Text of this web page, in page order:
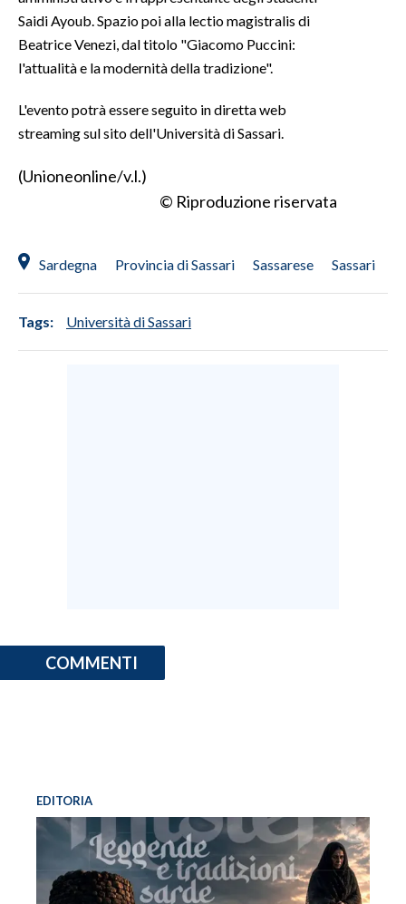
Saidi Ayoub. Spazio poi alla lectio magistralis di
Beatrice Venezi, dal titolo "Giacomo Puccini:
l'attualità e la modernità della tradizione".
L'evento potrà essere seguito in diretta web
streaming sul sito dell'Università di Sassari.
(Unioneonline/v.l.)
© Riproduzione riservata
Sardegna Provincia di Sassari Sassarese Sassari
Tags: Università di Sassari
COMMENTI
EDITORIA